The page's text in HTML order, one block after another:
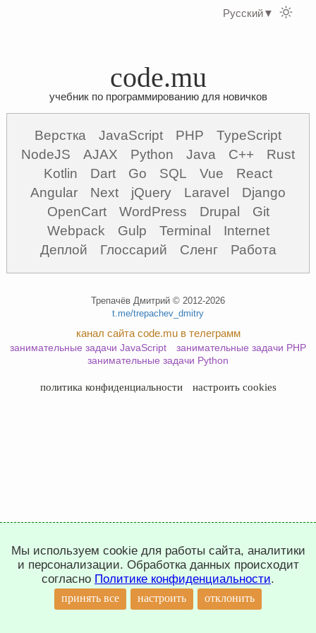
code.mu
учебник по программированию для новичков
Верстка JavaScript PHP
TypeScript
NodeJS
AJAX Python Java C++
Rust
Kotlin
Dart Go SQL Vue
React
Angular
Next jQuery Laravel
Django
OpenCart
WordPress Drupal
Git
Webpack
Gulp Terminal
Internet
Деплой
Глоссарий Сленг Работа
Трепачёв Дмитрий © 2012-2026
t.me/trepachev_dmitry
канал сайта code.mu в телеграмм
занимательные задачи JavaScript
занимательные задачи PHP
занимательные задачи Python
политика конфиденциальности настроить cookies
Русский▼
Мы используем cookie для работы сайта, аналитики
и персонализации. Обработка данных происходит
согласно Политике конфиденциальности.
принять все настроить отклонить